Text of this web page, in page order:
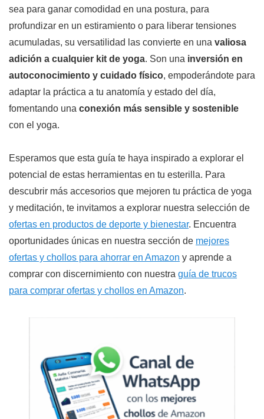
sea para ganar comodidad en una postura, para
profundizar en un estiramiento o para liberar tensiones
acumuladas, su versatilidad las convierte en una valiosa
adición a cualquier kit de yoga. Son una inversión en
autoconocimiento y cuidado físico, empoderándote para
adaptar la práctica a tu anatomía y estado del día,
fomentando una conexión más sensible y sostenible
con el yoga.
Esperamos que esta guía te haya inspirado a explorar el
potencial de estas herramientas en tu esterilla. Para
descubrir más accesorios que mejoren tu práctica de yoga
y meditación, te invitamos a explorar nuestra selección de
ofertas en productos de deporte y bienestar. Encuentra
oportunidades únicas en nuestra sección de mejores
ofertas y chollos para ahorrar en Amazon y aprende a
comprar con discernimiento con nuestra guía de trucos
para comprar ofertas y chollos en Amazon.